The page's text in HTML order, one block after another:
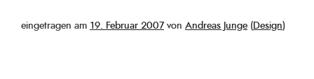
eingetragen am Veröffentlicht
19. Februar 2007 von Andreas Junge (Design)